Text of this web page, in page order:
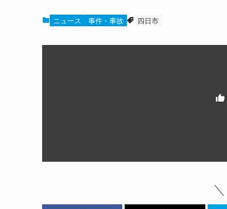
ニュース 事件・事故 四日市